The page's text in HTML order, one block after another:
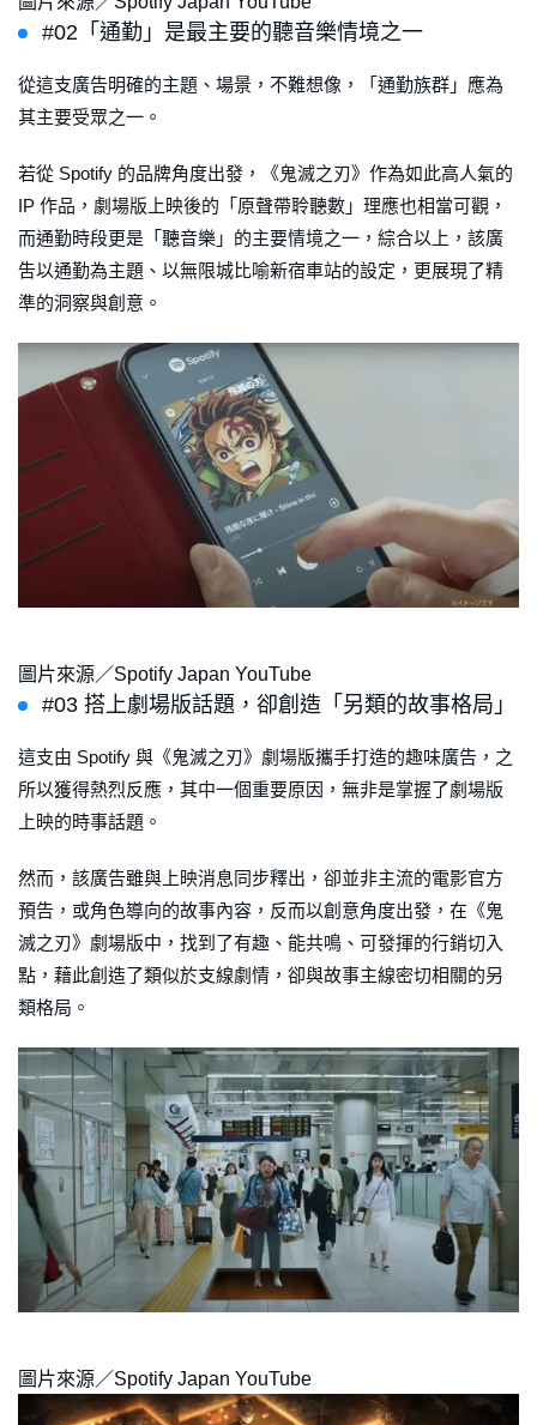
#02「通勤」是最主要的聽音樂情境之一
從這支廣告明確的主題、場景，不難想像，「通勤族群」應為
其主要受眾之一。
若從 Spotify 的品牌角度出發，《鬼滅之刃》作為如此高人氣的
IP 作品，劇場版上映後的「原聲帶聆聽數」理應也相當可觀，
而通勤時段更是「聽音樂」的主要情境之一，綜合以上，該廣
吿以通勤為主題、以無限城比喻新宿車站的設定，更展現了精
準的洞察與創意。
圖片來源／Spotify Japan YouTube
#03 搭上劇場版話題，卻創造「另類的故事格局」
這支由 Spotify 與《鬼滅之刃》劇場版攜手打造的趣味廣告，之
所以獲得熱烈反應，其中一個重要原因，無非是掌握了劇場版
上映的時事話題。
然而，該廣告雖與上映消息同步釋出，卻並非主流的電影官方
預告，或角色導向的故事內容，反而以創意角度出發，在《鬼
滅之刃》劇場版中，找到了有趣、能共鳴、可發揮的行銷切入
點，藉此創造了類似於支線劇情，卻與故事主線密切相關的另
類格局。
圖片來源／Spotify Japan YouTube